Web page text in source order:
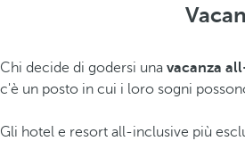
Chi decide di godersi una vacanza
c'è un posto in cui i loro sogni
Gli hotel e resort all-inclusive più